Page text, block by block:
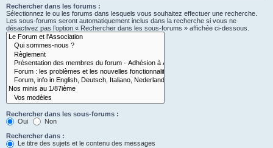
Rechercher dans les forums :
Sélectionnez le ou les forums dans lesquels vous souhaitez effectuer une recherche.
Les sous-forums seront automatiquement inclus dans la recherche si vous ne
désactivez pas l’option « Rechercher dans les sous-forums » affichée ci-dessous.
Rechercher dans les sous-forums :
Oui
Non
Rechercher dans :
Le titre des sujets et le contenu des messages